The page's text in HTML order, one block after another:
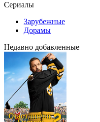
Сериалы
Зарубежные
Дорамы
Недавно добавленные